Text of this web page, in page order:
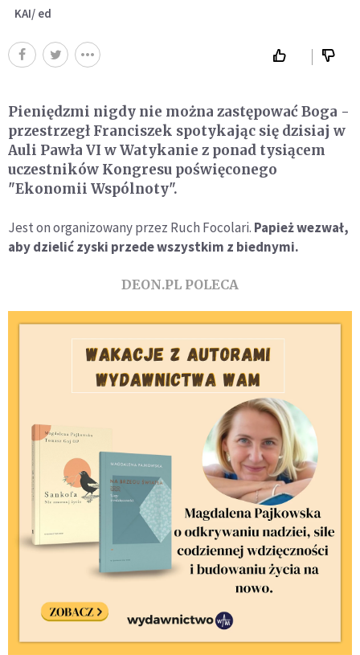
KAI/ ed
Pieniędzmi nigdy nie można zastępować Boga -
przestrzegł Franciszek spotykając się dzisiaj w
Auli Pawła VI w Watykanie z ponad tysiącem
uczestników Kongresu poświęconego
"Ekonomii Wspólnoty".
Jest on organizowany przez Ruch Focolari. Papież wezwał,
aby dzielić zyski przede wszystkim z biednymi.
DEON.PL POLECA